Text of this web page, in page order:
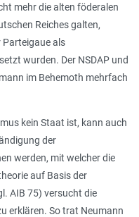
mehr die alten föderalen
Reiches galten,
Parteigaue als
wurden. Der NSDAP und
im Behemoth mehrfach
kein Staat ist, kann auch
der
werden, mit welcher die
auf Basis der
AIB 75) versucht die
erklären. So trat Neumann